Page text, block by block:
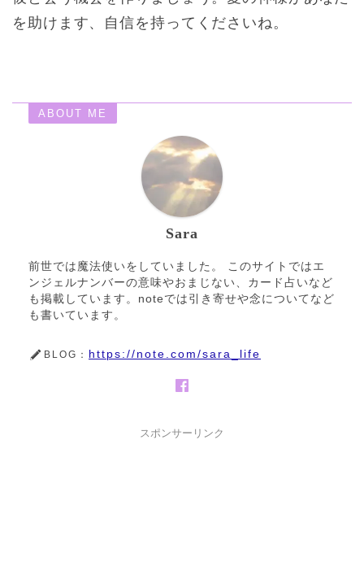
を助けます、自信を持ってくださいね。
ABOUT ME
Sara
前世では魔法使いをしていました。 このサイトではエ
ンジェルナンバーの意味やおまじない、カード占いなど
も掲載しています。noteでは引き寄せや念についてなど
も書いています。
BLOG： https://note.com/sara_life
スポンサーリンク